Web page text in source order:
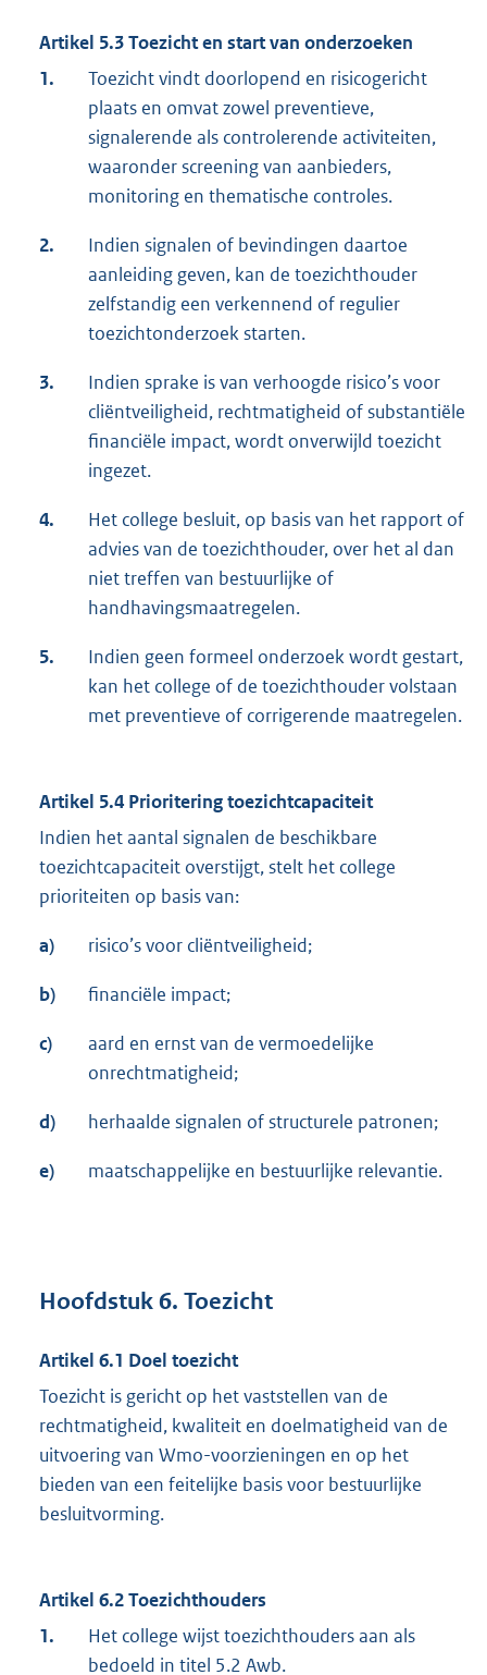
Artikel 5.3 Toezicht en start van onderzoeken
1.
Toezicht vindt doorlopend en risicogericht
plaats en omvat zowel preventieve,
signalerende als controlerende activiteiten,
waaronder screening van aanbieders,
monitoring en thematische controles.
2.
Indien signalen of bevindingen daartoe
aanleiding geven, kan de toezichthouder
zelfstandig een verkennend of regulier
toezichtonderzoek starten.
3.
Indien sprake is van verhoogde risico’s voor
cliëntveiligheid, rechtmatigheid of substantiële
financiële impact, wordt onverwijld toezicht
ingezet.
4.
Het college besluit, op basis van het rapport of
advies van de toezichthouder, over het al dan
niet treffen van bestuurlijke of
handhavingsmaatregelen.
5.
Indien geen formeel onderzoek wordt gestart,
kan het college of de toezichthouder volstaan
met preventieve of corrigerende maatregelen.
Artikel 5.4 Prioritering toezichtcapaciteit
Indien het aantal signalen de beschikbare
toezichtcapaciteit overstijgt, stelt het college
prioriteiten op basis van:
a) risico’s voor cliëntveiligheid;
b) financiële impact;
c)
aard en ernst van de vermoedelijke
onrechtmatigheid;
d) herhaalde signalen of structurele patronen;
e) maatschappelijke en bestuurlijke relevantie.
Hoofdstuk 6. Toezicht
Artikel 6.1 Doel toezicht
Toezicht is gericht op het vaststellen van de
rechtmatigheid, kwaliteit en doelmatigheid van de
uitvoering van Wmo-voorzieningen en op het
bieden van een feitelijke basis voor bestuurlijke
besluitvorming.
Artikel 6.2 Toezichthouders
1.
Het college wijst toezichthouders aan als
bedoeld in titel 5.2 Awb.